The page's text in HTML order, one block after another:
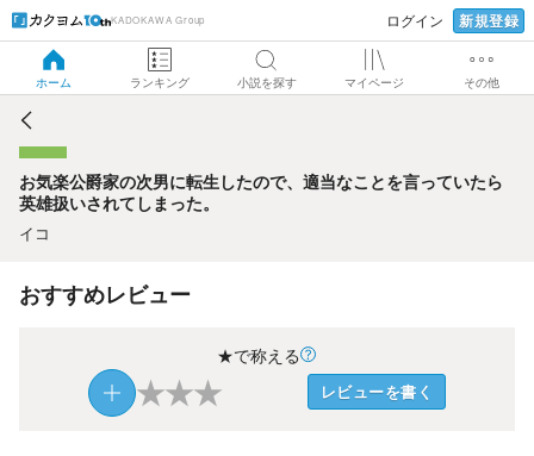
KADOKAWA Group ログイン 新規登録
ホーム ランキング 小説を探す マイページ その他
お気楽公爵家の次男に転生したので、適当なことを言ってい
たら英雄扱いされてしまった。
お気楽公爵家の次男に転生したので、適当なことを言っていたら
英雄扱いされてしまった。
イコ
おすすめレビュー
★で称える
★★★ レビューを書く